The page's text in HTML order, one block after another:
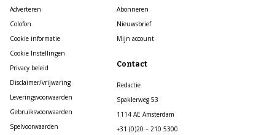
Adverteren
Colofon
Cookie informatie
Cookie Instellingen
Privacy beleid
Disclaimer/vrijwaring
Leveringsvoorwaarden
Gebruiksvoorwaarden
Spelvoorwaarden
Abonneren
Nieuwsbrief
Mijn account
Contact
Redactie
Spaklerweg 53
1114 AE Amsterdam
+31 (0)20 – 210 5300